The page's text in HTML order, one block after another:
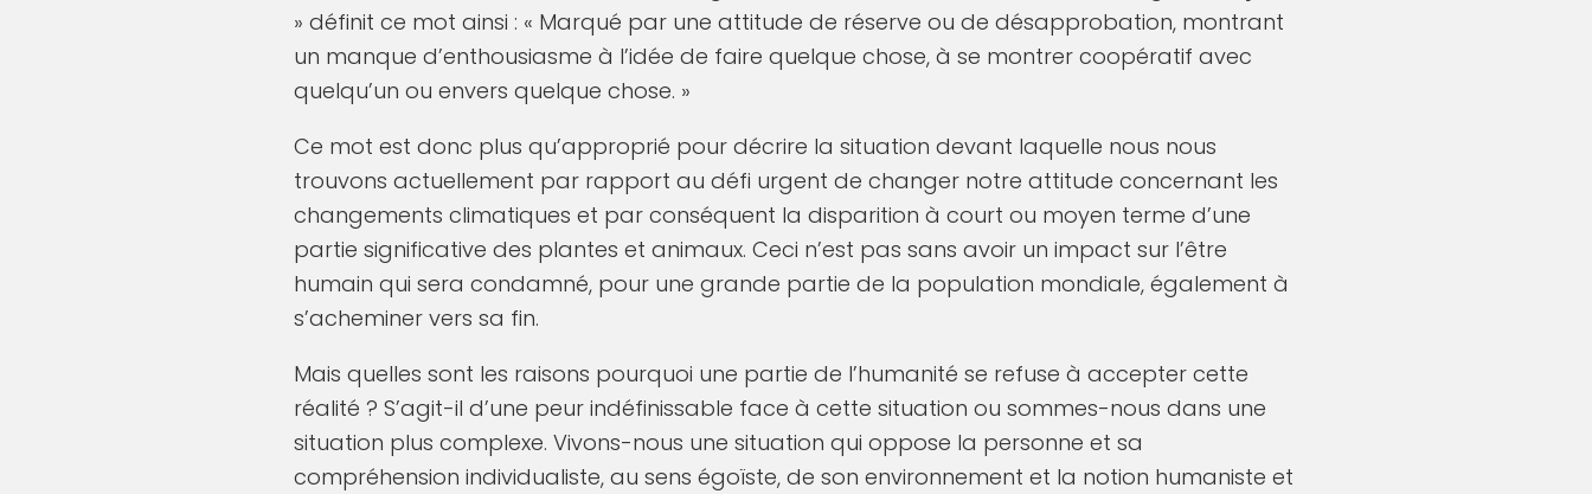
» définit ce mot ainsi : « Marqué par une attitude de réserve ou de désapprobation, montrant
un manque d’enthousiasme à l’idée de faire quelque chose, à se montrer coopératif avec
quelqu’un ou envers quelque chose. »
Ce mot est donc plus qu’approprié pour décrire la situation devant laquelle nous nous
trouvons actuellement par rapport au défi urgent de changer notre attitude concernant les
changements climatiques et par conséquent la disparition à court ou moyen terme d’une
partie significative des plantes et animaux. Ceci n’est pas sans avoir un impact sur l’être
humain qui sera condamné, pour une grande partie de la population mondiale, également à
s’acheminer vers sa fin.
Mais quelles sont les raisons pourquoi une partie de l’humanité se refuse à accepter cette
réalité ? S’agit-il d’une peur indéfinissable face à cette situation ou sommes-nous dans une
situation plus complexe. Vivons-nous une situation qui oppose la personne et sa
compréhension individualiste, au sens égoïste, de son environnement et la notion humaniste et